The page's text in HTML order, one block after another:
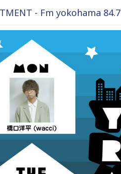
- Fm yokohama 84.7